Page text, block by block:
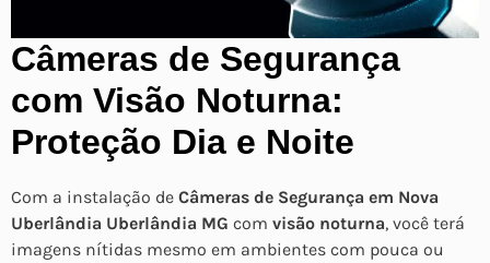
Câmeras de Segurança
com Visão Noturna:
Proteção Dia e Noite
Com a instalação de Câmeras de Segurança em Nova
Uberlândia Uberlândia MG com visão noturna, você terá
imagens nítidas mesmo em ambientes com pouca ou